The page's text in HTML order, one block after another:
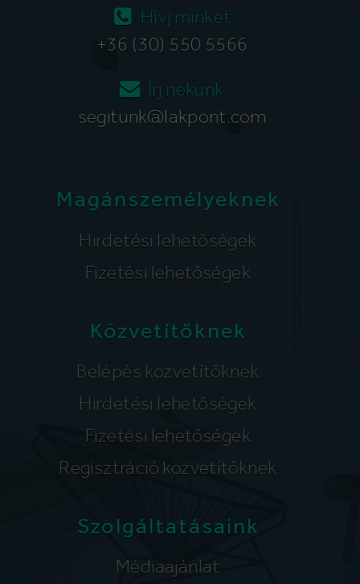
Hívj minket
+36 (30) 550 5566
Írj nekünk
segitunk@lakpont.com
Magánszemélyeknek
Hirdetési lehetőségek
Fizetési lehetőségek
Közvetítőknek
Belépés közvetítőknek
Hirdetési lehetőségek
Fizetési lehetőségek
Regisztráció közvetítőknek
Szolgáltatásaink
Médiaajánlat